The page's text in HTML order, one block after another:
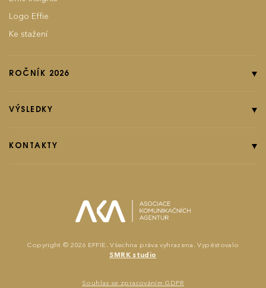
Logo Effie
Ke stažení
ROČNÍK 2026
Pravidla soutěže
Poplatky
VÝSLEDKY
Ročník 2024
KONTAKTY
effie@effie.cz
Copyright © 2026 EFFIE. Všechna práva vyhrazena. Vypěstovalo
SMRK studio
Souhlas se zpracováním GDPR